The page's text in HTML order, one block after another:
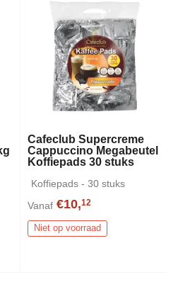
Cafeclub Supercreme
Cappuccino Megabeutel
Koffiepads 30 stuks
Koffiepads - 30 stuks
Vanaf €10,12
Niet op voorraad